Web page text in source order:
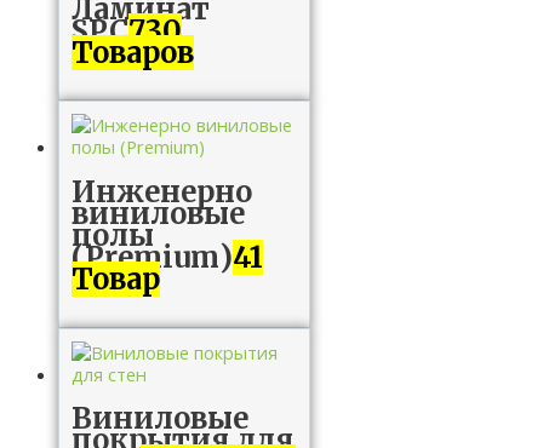
Ламинат
SPC730
Товаров
Инженерно
виниловые
полы
(Premium)41
Товар
Виниловые
покрытия для